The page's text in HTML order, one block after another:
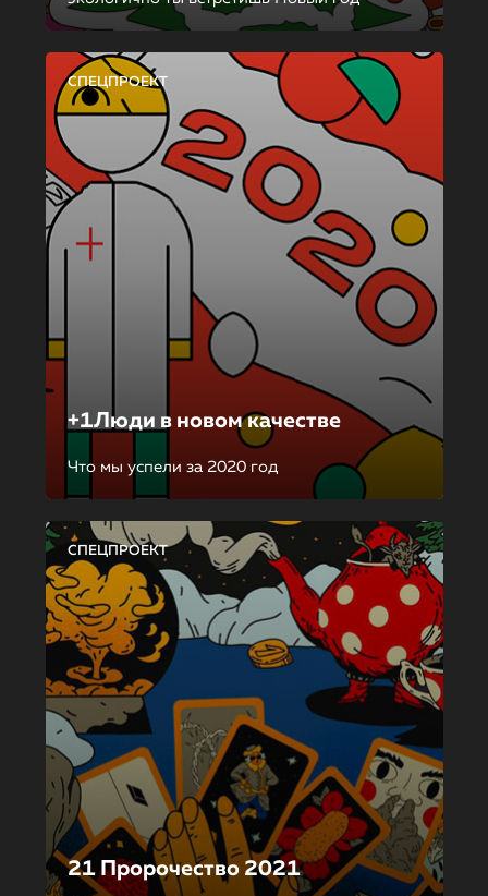
СПЕЦПРОЕКТ
+1Люди в новом качестве
Что мы успели за 2020 год
СПЕЦПРОЕКТ
21 Пророчество 2021